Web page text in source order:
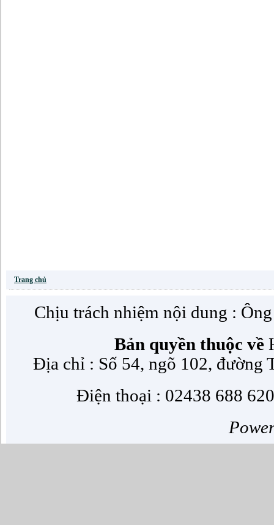
Trang chủ
Chịu trách nhiệm nội dung :
Bản quyền thuộc về
Địa chỉ : Số 54, ngõ 102, đường
Điện thoại : 02438 688